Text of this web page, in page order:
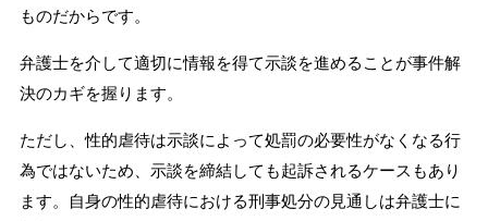
ものだからです。
弁護士を介して適切に情報を得て示談を進めることが事件解
決のカギを握ります。
ただし、性的虐待は示談によって処罰の必要性がなくなる行
為ではないため、示談を締結しても起訴されるケースもあり
ます。自身の性的虐待における刑事処分の見通しは弁護士に